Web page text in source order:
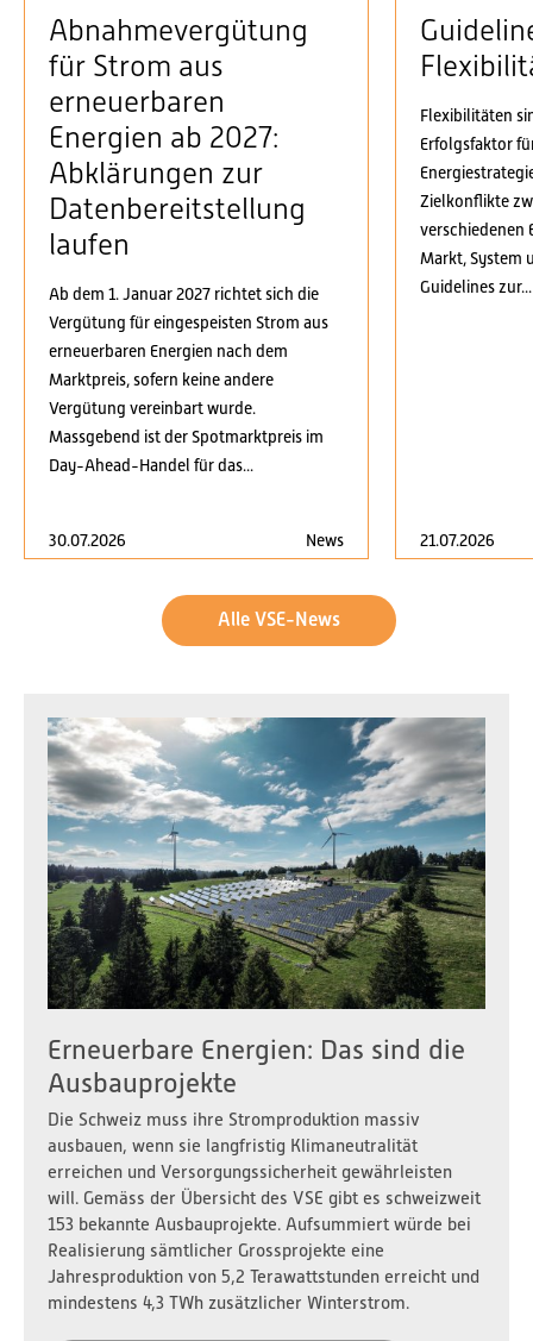
Abnahmevergütung
für Strom aus
erneuerbaren
Energien ab 2027:
Abklärungen zur
Datenbereitstellung
laufen
Ab dem 1. Januar 2027 richtet sich die
Vergütung für eingespeisten Strom aus
erneuerbaren Energien nach dem
Marktpreis, sofern keine andere
Vergütung vereinbart wurde.
Massgebend ist der Spotmarktpreis im
Day-Ahead-Handel für das...
30.07.2026 News
Flexibilitäten
Erfolgsfaktor
Zielkonflikte
verschiedenen
Markt, System
Guidelines zur...
21.07.2026
Alle VSE-News
Erneuerbare Energien: Das sind die
Ausbauprojekte
Die Schweiz muss ihre Stromproduktion massiv
ausbauen, wenn sie langfristig Klimaneutralität
erreichen und Versorgungssicherheit gewährleisten
will. Gemäss der Übersicht des VSE gibt es schweizweit
153 bekannte Ausbauprojekte. Aufsummiert würde bei
Realisierung sämtlicher Grossprojekte eine
Jahresproduktion von 5,2 Terawattstunden erreicht und
mindestens 4,3 TWh zusätzlicher Winterstrom.